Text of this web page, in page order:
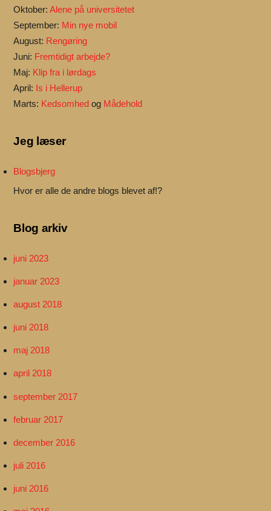
Oktober:Alene på universitetet
September: Min nye mobil
August: Rengøring
Juni: Fremtidigt arbejde?
Maj: Klip fra i lørdags
April: Is i Hellerup
Marts: Kedsomhed og Mådehold
Jeg læser
Blogsbjerg
Hvor er alle de andre blogs blevet af!?
Blog arkiv
juni 2023
januar 2023
august 2018
juni 2018
maj 2018
april 2018
september 2017
februar 2017
december 2016
juli 2016
juni 2016